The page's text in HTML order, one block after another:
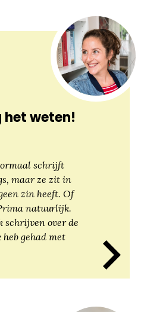
het weten!
schrijft
maar ze zit in
zin heeft. Of
natuurlijk.
schrijven over de
gehad met